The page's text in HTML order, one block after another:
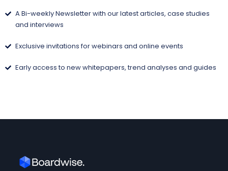
A Bi-weekly Newsletter with our latest articles, case studies
and interviews
Exclusive invitations for webinars and online events
Early access to new whitepapers, trend analyses and guides